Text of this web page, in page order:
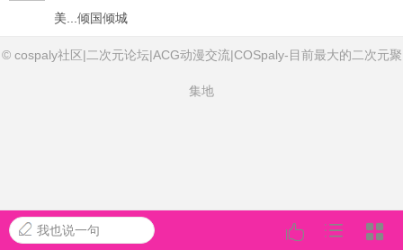
美...倾国倾城
我也说一句
© cospaly社区|二次元论坛|ACG动漫交流|COSpaly-目前最大的二次元聚
集地